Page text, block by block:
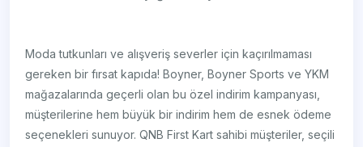
Moda tutkunları ve alışveriş severler için kaçırılmaması
gereken bir fırsat kapıda! Boyner, Boyner Sports ve YKM
mağazalarında geçerli olan bu özel indirim kampanyası,
müşterilerine hem büyük bir indirim hem de esnek ödeme
seçenekleri sunuyor. QNB First Kart sahibi müşteriler, seçili